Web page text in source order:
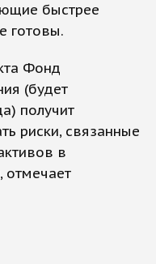
быстрее
готовы.
Фонд
(будет
получит
риски, связанные
в
отмечает